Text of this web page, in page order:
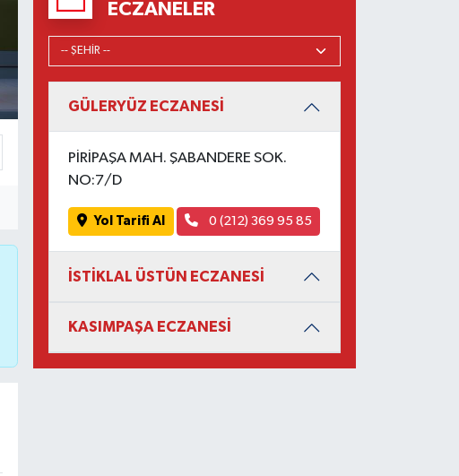
ECZANELER
GÜLERYÜZ ECZANESİ
PİRİPAŞA MAH. ŞABANDERE SOK.
NO:7/D
Yol Tarifi Al 0 (212) 369 95 85
İSTİKLAL ÜSTÜN ECZANESİ
KASIMPAŞA ECZANESİ